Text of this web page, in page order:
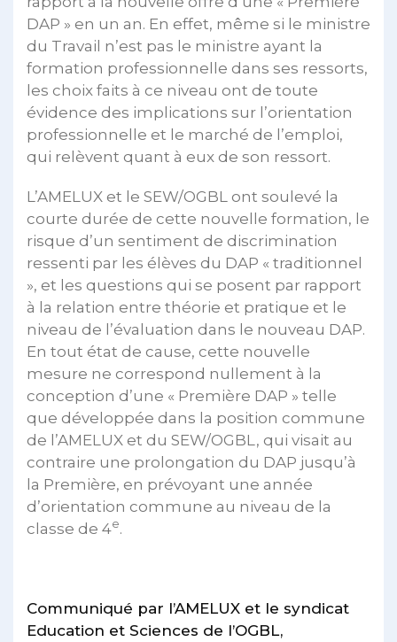
DAP » en un an. En effet, même si le ministre
du Travail n’est pas le ministre ayant la
formation professionnelle dans ses ressorts,
les choix faits à ce niveau ont de toute
évidence des implications sur l’orientation
professionnelle et le marché de l’emploi,
qui relèvent quant à eux de son ressort.
L’AMELUX et le SEW/OGBL ont soulevé la
courte durée de cette nouvelle formation, le
risque d’un sentiment de discrimination
ressenti par les élèves du DAP « traditionnel
», et les questions qui se posent par rapport
à la relation entre théorie et pratique et le
niveau de l’évaluation dans le nouveau DAP.
En tout état de cause, cette nouvelle
mesure ne correspond nullement à la
conception d’une « Première DAP » telle
que développée dans la position commune
de l’AMELUX et du SEW/OGBL, qui visait au
contraire une prolongation du DAP jusqu’à
la Première, en prévoyant une année
d’orientation commune au niveau de la
classe de 4e.
Communiqué par l’AMELUX et le syndicat
Education et Sciences de l’OGBL,